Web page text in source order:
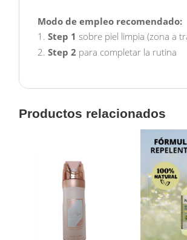
Modo de empleo recomendado:
Step 1 sobre piel limpia (zona a
Step 2 para completar la rutina
Productos relacionados